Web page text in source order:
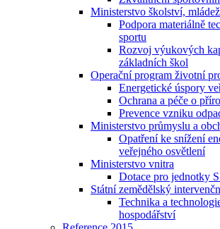
Ministerstvo školství,
Podpora materiálně
sportu
Rozvoj výukových
základních škol
Operační program životní
Energetické úspory
Ochrana a péče o
Prevence vzniku
Ministerstvo průmyslu a
Opatření ke snížení
veřejného osvětlení
Ministerstvo vnitra
Dotace pro jednotky
Státní zemědělský
Technika a
hospodářství